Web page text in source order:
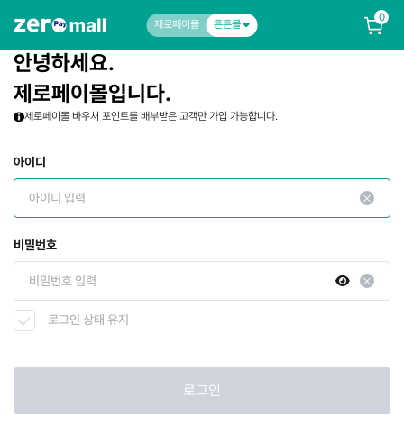
제로페이몰 튼튼몰
0
안녕하세요.
제로페이몰입니다.
제로페이몰 바우처 포인트를 배부받은 고객만 가입 가능합니다.
아이디
비밀번호
로그인 상태 유지
로그인